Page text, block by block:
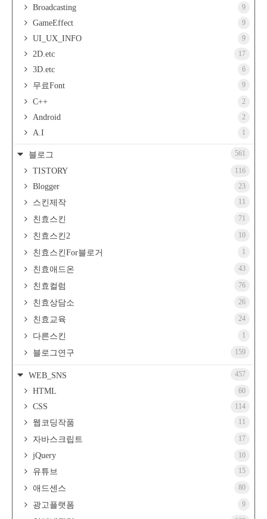
Broadcasting 9
GameEffect 9
UI_UX_INFO 9
2D.etc 17
3D.etc 6
무료Font 9
C++ 2
Android 2
A.I 1
블로그 561
TISTORY 116
Blogger 23
스킨제작 11
친효스킨 71
친효스킨2 10
친효스킨For블로거 1
친효애드온 43
친효컬럼 76
친효상담소 26
친효교육 24
다른스킨 1
블로그연구 159
WEB_SNS 457
HTML 60
CSS 114
웹코딩작품 11
자바스크립트 17
jQuery 10
유튜브 15
애드센스 80
광고플랫폼 9